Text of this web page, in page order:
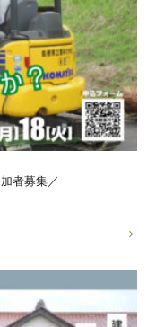
者募集／